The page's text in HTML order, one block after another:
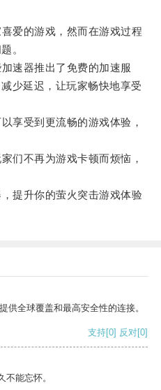
的游戏，然而在游戏过程
。
器推出了免费的加速服
少延迟，让玩家畅快地享受
受到更流畅的游戏体验，
不再为游戏卡顿而烦恼，
升你的萤火突击游戏体验
供全球覆盖和最高安全性的连接。
支持[0] 反对[0]
能忘怀。